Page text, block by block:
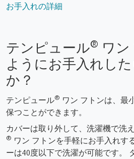
お手入れの詳細
テンピュール® ワ
ようにお手入れし
か？
テンピュール® ワン フトンは、最
保つことができます。
カバーは取り外して、洗濯機で洗
® ワン フトンを手軽にお手入れす
ーは40度以下で洗濯が可能です。